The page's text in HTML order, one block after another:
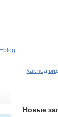
Как под
Новые